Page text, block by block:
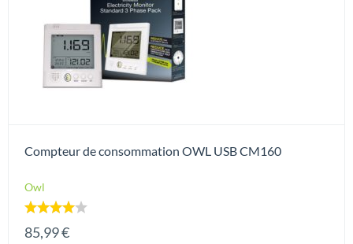
Compteur de consommation OWL USB CM160
Owl
4.00
85,99€